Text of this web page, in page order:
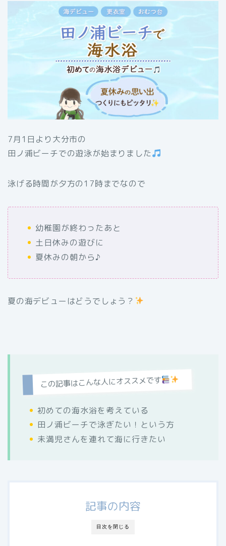
7月1日より大分市の
田ノ浦ビーチでの遊泳が始まりました
泳げる時間が夕方の17時までなので
幼稚園が終わったあと
土日休みの遊びに
夏休みの朝から♪
夏の海デビューはどうでしょう？
この記事はこんな人にオススメです
初めての海水浴を考えている
田ノ浦ビーチで泳ぎたい！という方
未満児さんを連れて海に行きたい
目次を閉じる
記事の内容